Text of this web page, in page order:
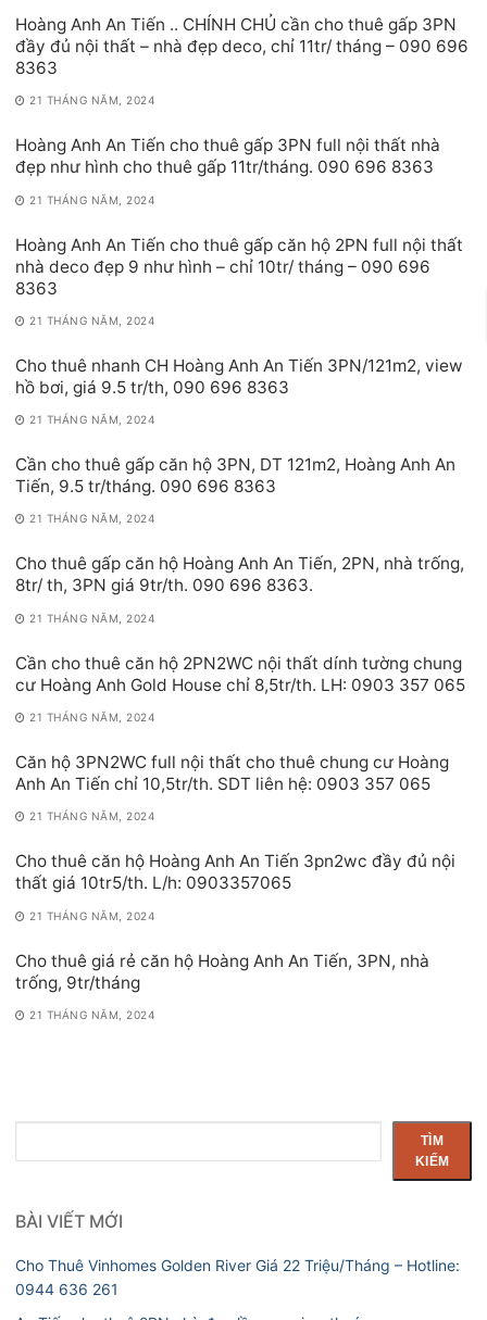
Hoàng Anh An Tiến .. CHÍNH CHỦ cần cho thuê gấp 3PN
đầy đủ nội thất – nhà đẹp deco, chỉ 11tr/ tháng – 090 696
8363
21 THÁNG NĂM, 2024
Hoàng Anh An Tiến cho thuê gấp 3PN full nội thất nhà
đẹp như hình cho thuê gấp 11tr/tháng. 090 696 8363
21 THÁNG NĂM, 2024
Hoàng Anh An Tiến cho thuê gấp căn hộ 2PN full nội thất
nhà deco đẹp 9 như hình – chỉ 10tr/ tháng – 090 696
8363
21 THÁNG NĂM, 2024
Cho thuê nhanh CH Hoàng Anh An Tiến 3PN/121m2, view
hồ bơi, giá 9.5 tr/th, 090 696 8363
21 THÁNG NĂM, 2024
Cần cho thuê gấp căn hộ 3PN, DT 121m2, Hoàng Anh An
Tiến, 9.5 tr/tháng. 090 696 8363
21 THÁNG NĂM, 2024
Cho thuê gấp căn hộ Hoàng Anh An Tiến, 2PN, nhà trống,
8tr/ th, 3PN giá 9tr/th. 090 696 8363.
21 THÁNG NĂM, 2024
Cần cho thuê căn hộ 2PN2WC nội thất dính tường chung
cư Hoàng Anh Gold House chỉ 8,5tr/th. LH: 0903 357 065
21 THÁNG NĂM, 2024
Căn hộ 3PN2WC full nội thất cho thuê chung cư Hoàng
Anh An Tiến chỉ 10,5tr/th. SDT liên hệ: 0903 357 065
21 THÁNG NĂM, 2024
Cho thuê căn hộ Hoàng Anh An Tiến 3pn2wc đầy đủ nội
thất giá 10tr5/th. L/h: 0903357065
21 THÁNG NĂM, 2024
Cho thuê giá rẻ căn hộ Hoàng Anh An Tiến, 3PN, nhà
trống, 9tr/tháng
21 THÁNG NĂM, 2024
kiếm
TÌM
KIẾM
BÀI VIẾT MỚI
Cho Thuê Vinhomes Golden River Giá 22 Triệu/Tháng – Hotline:
0944 636 261